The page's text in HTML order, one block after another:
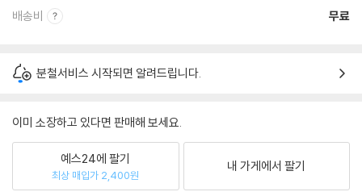
배송비 무료
분철서비스 시작되면 알려드립니다.
이미 소장하고 있다면 판매해 보세요.
예스24에 팔기
최상 매입가 2,400원
내 가게에서 팔기